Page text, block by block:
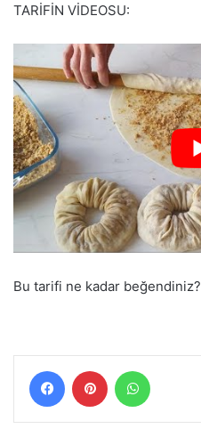
TARİFİN VİDEOSU:
Bu tarifi ne kadar beğendiniz?
FacebookPinterest